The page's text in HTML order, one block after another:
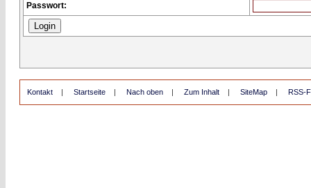
Passwort:
Kontakt | Startseite | Nach oben | Zum Inhalt | SiteMap | RSS-